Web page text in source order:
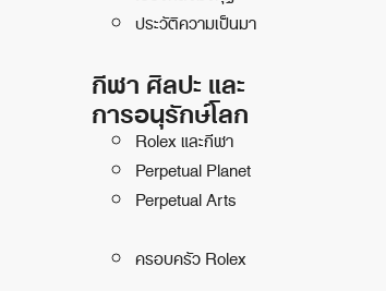
ประวัติความเป็นมา
กีฬา ศิลปะ และ
การอนุรักษ์โลก
Rolex และกีฬา
Perpetual Planet
Perpetual Arts
ครอบครัว Rolex